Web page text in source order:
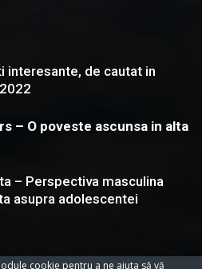
interesante, de cautat in
– O poveste ascunsa in alta
– Perspectiva masculina
asupra adolescentei
cookie pentru a ne ajuta să vă